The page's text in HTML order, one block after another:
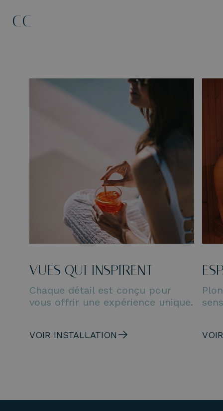
CC
VUES QUI INSPIRENT
Chaque détail est conçu pour
vous offrir une expérience unique.
VOIR INSTALLATION